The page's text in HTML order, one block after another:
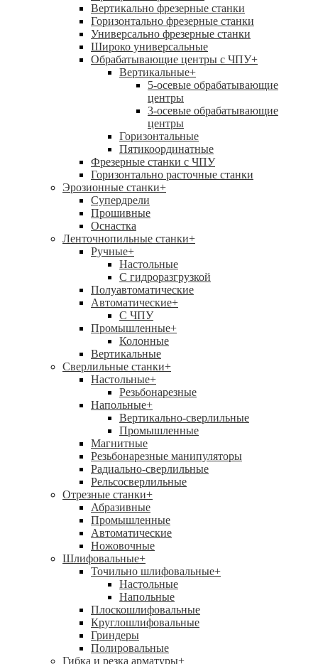
Вертикально фрезерные станки
Горизонтально фрезерные станки
Универсально фрезерные станки
Широко универсальные
Обрабатывающие центры с ЧПУ+
Вертикальные+
5-осевые обрабатывающие
центры
3-осевые обрабатывающие
центры
Горизонтальные
Пятикоординатные
Фрезерные станки с ЧПУ
Горизонтально расточные станки
Эрозионные станки+
Супердрели
Прошивные
Оснастка
Ленточнопильные станки+
Ручные+
Настольные
С гидроразгрузкой
Полуавтоматические
Автоматические+
С ЧПУ
Промышленные+
Колонные
Вертикальные
Сверлильные станки+
Настольные+
Резьбонарезные
Напольные+
Вертикально-сверлильные
Промышленные
Магнитные
Резьбонарезные манипуляторы
Радиально-сверлильные
Рельсосверлильные
Отрезные станки+
Абразивные
Промышленные
Автоматические
Ножовочные
Шлифовальные+
Точильно шлифовальные+
Настольные
Напольные
Плоскошлифовальные
Круглошлифовальные
Гриндеры
Полировальные
Гибка и резка арматуры+